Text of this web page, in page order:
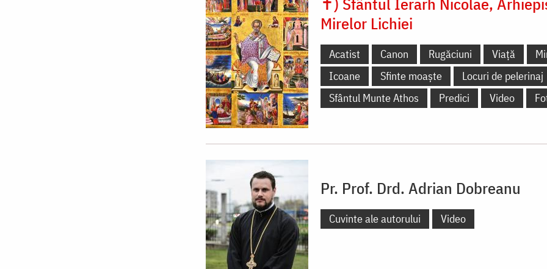
Mirelor Lichiei
Acatist Canon Rugăciuni Viață
Icoane
Sfinte moaște
Locuri de pelerinaj
Sfântul Munte Athos
Predici Video
Pr. Prof. Drd. Adrian Dobreanu
Cuvinte ale autorului Video